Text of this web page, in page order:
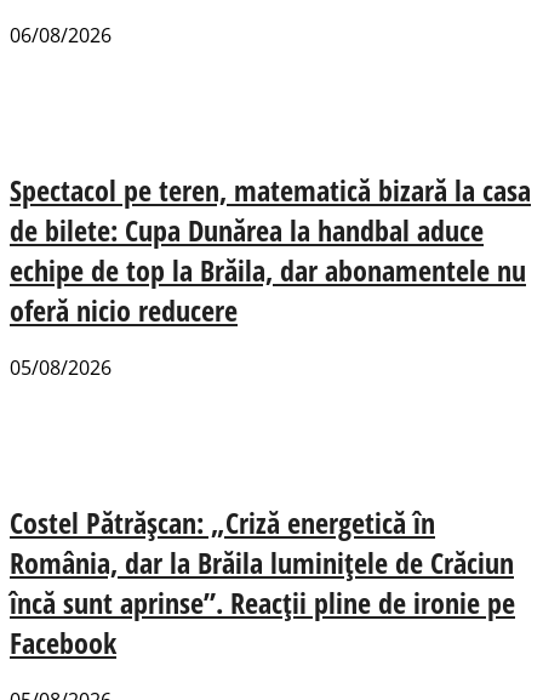
06/08/2026
Spectacol pe teren, matematică bizară la casa
de bilete: Cupa Dunărea la handbal aduce
echipe de top la Brăila, dar abonamentele nu
oferă nicio reducere
05/08/2026
Costel Pătrășcan: „Criză energetică în
România, dar la Brăila luminițele de Crăciun
încă sunt aprinse”. Reacții pline de ironie pe
Facebook